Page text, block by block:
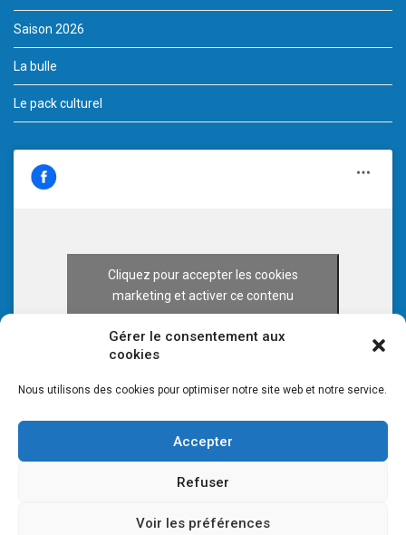
Gérer le consentement aux
cookies
Nous utilisons des cookies pour optimiser notre site web et notre service.
Accepter
Refuser
Voir les préférences
Saison 2026
La bulle
Le pack culturel
Cliquez pour accepter les cookies
marketing et activer ce contenu
© 2026 CULTURE 70 -Mentions légales-